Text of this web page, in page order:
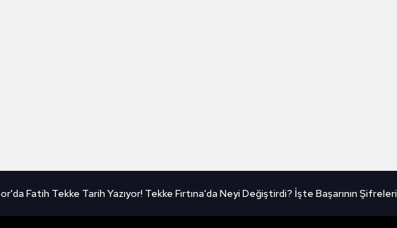
Fatih Tekke Tarih Yazıyor! Tekke Fırtına'da Neyi Değiştirdi? İşte Başarının Şifreleri